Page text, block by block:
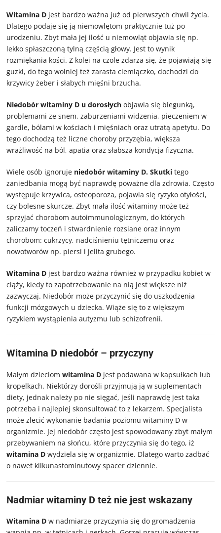
Witamina D jest bardzo ważna już od pierwszych chwil życia.
Dlatego podaje się ją niemowlętom praktycznie tuż po
urodzeniu. Zbyt mała jej ilość u niemowląt objawia się np.
lekko spłaszczoną tylną częścią głowy. Jest to wynik
rozmiękania kości. Z kolei na czole zdarza się, że pojawiają się
guzki, do tego wolniej też zarasta ciemiączko, dochodzi do
krzywicy żeber i słabych mięśni brzucha.
Niedobór witaminy D u dorosłychobjawia się biegunką,
problemami ze snem, zaburzeniami widzenia, pieczeniem w
gardle, bólami w kościach i mięśniach oraz utratą apetytu. Do
tego dochodzą też liczne choroby przyzębia, większa
wrażliwość na ból, apatia oraz słabsza kondycja fizyczna.
Wiele osób ignoruje niedobór witaminy D. Skutki tego
zaniedbania mogą być naprawdę poważne dla zdrowia. Często
występuje krzywica, osteoporoza, pojawia się ryzyko otyłości,
czy bolesne skurcze. Zbyt mała ilość witaminy może też
sprzyjać chorobom autoimmunologicznym, do których
zaliczamy toczeń i stwardnienie rozsiane oraz innym
chorobom: cukrzycy, nadciśnieniu tętniczemu oraz
nowotworów np. piersi i jelita grubego.
Witamina D jest bardzo ważna również w przypadku kobiet w
ciąży, kiedy to zapotrzebowanie na nią jest większe niż
zazwyczaj. Niedobór może przyczynić się do uszkodzenia
funkcji mózgowych u dziecka. Wiąże się to z większym
ryzykiem wystąpienia autyzmu lub schizofrenii.
Witamina D niedobór – przyczyny
Małym dzieciomwitamina D jest podawana w kapsułkach lub
kropelkach. Niektórzy dorośli przyjmują ją w suplementach
diety, jednak należy po nie sięgać, jeśli naprawdę jest taka
potrzeba i najlepiej skonsultować to z lekarzem. Specjalista
może zlecić wykonanie badania poziomu witaminy D w
organizmie. Jej niedobór często jest spowodowany zbyt małym
przebywaniem na słońcu, które przyczynia się do tego, iż
witamina D wydziela się w organizmie. Dlatego warto zadbać
o nawet kilkunastominutowy spacer dziennie.
Nadmiar witaminy D też nie jest wskazany
Witamina Dw nadmiarze przyczynia się do gromadzenia